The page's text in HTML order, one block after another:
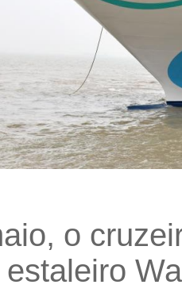
o
estaleiro